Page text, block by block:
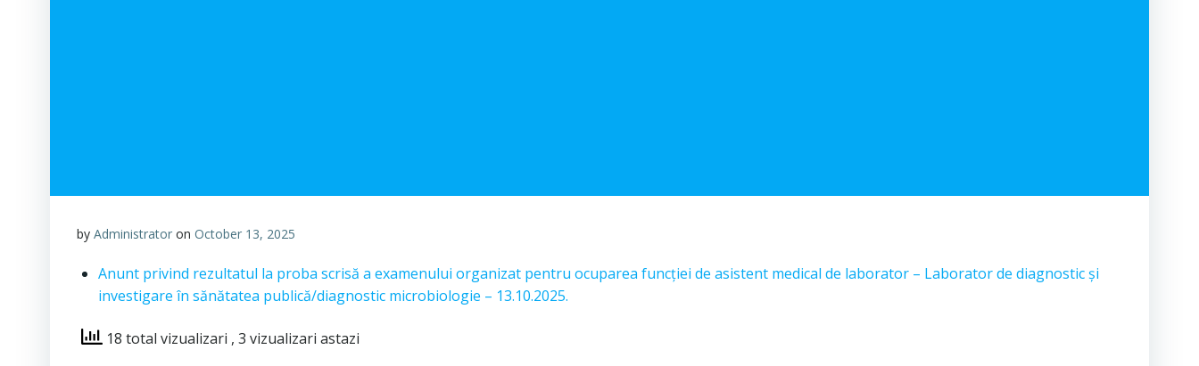
by Administrator on October 13, 2025
Anunt privind rezultatul la proba scrisă a examenului organizat pentru ocuparea funcției de asistent medical de laborator – Laborator de diagnostic și
investigare în sănătatea publică/diagnostic microbiologie – 13.10.2025.
18 total vizualizari , 3 vizualizari astazi